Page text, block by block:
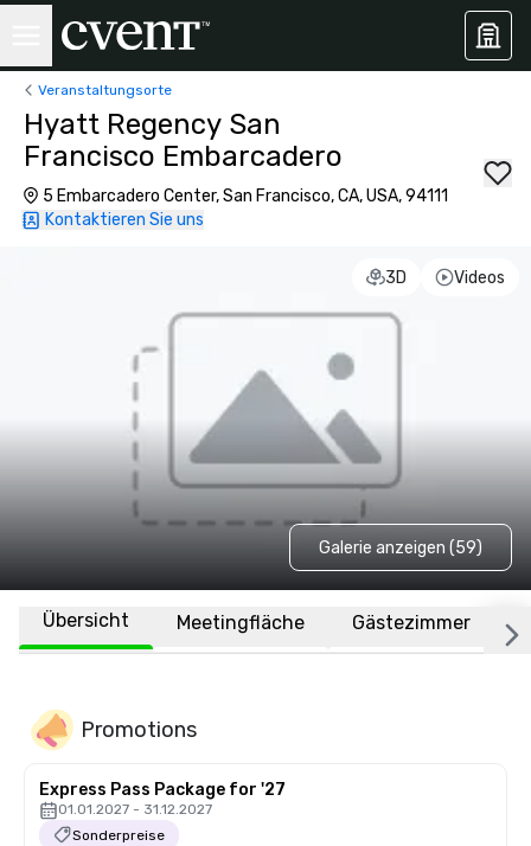
Veranstaltungsorte
Hyatt Regency San
Francisco Embarcadero
5 Embarcadero Center, San Francisco, CA, USA, 94111
Kontaktieren Sie uns
3D Videos
Galerie anzeigen (59)
Übersicht Meetingfläche Gästezimmer
Promotions
Express Pass Package for '27
01.01.2027 - 31.12.2027
Sonderpreise